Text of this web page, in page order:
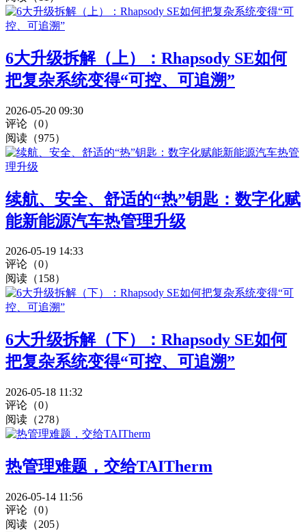
6大升级拆解（上）：Rhapsody SE如何
把复杂系统变得“可控、可追溯”
2026-05-20 09:30
评论（0）
阅读（975）
续航、安全、舒适的“热”钥匙：数字化赋
能新能源汽车热管理升级
2026-05-19 14:33
评论（0）
阅读（158）
6大升级拆解（下）：Rhapsody SE如何
把复杂系统变得“可控、可追溯”
2026-05-18 11:32
评论（0）
阅读（278）
热管理难题，交给TAITherm
2026-05-14 11:56
评论（0）
阅读（205）